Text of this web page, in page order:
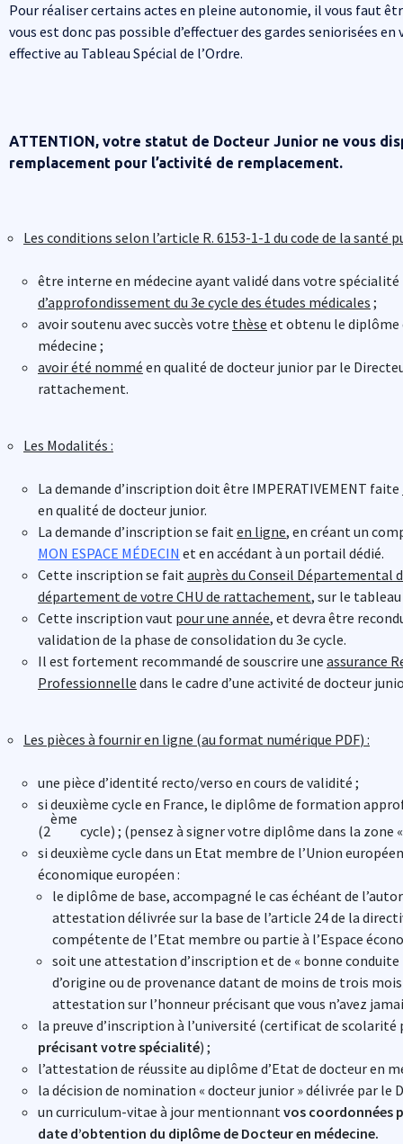
Pour réaliser certains actes en pleine autonomie, il vous faut
vous est donc pas possible d’effectuer des gardes seniorisées
effective au Tableau Spécial de l’Ordre.
ATTENTION, votre statut de Docteur Junior ne vous
remplacement pour l’activité de remplacement.
Les conditions selon l’article R. 6153-1-1 du code de la santé
être interne en médecine ayant validé dans votre
d’approfondissement du 3e cycle des études médicales ;
avoir soutenu avec succès votre thèse et obtenu le diplôme
médecine ;
avoir été nommé en qualité de docteur junior par le
rattachement.
Les Modalités :
La demande d’inscription doit être IMPERATIVEMENT faite
en qualité de docteur junior.
La demande d’inscription se faiten ligne, en créant un
MON ESPACE MÉDECIN et en accédant à un portail dédié.
Cette inscription se faitauprès du Conseil Départemental
département de votre CHU de rattachement, sur le
Cette inscription vaut pour une année, et devra être
validation de la phase de consolidation du 3e cycle.
Il est fortement recommandé de souscrire une assurance
Professionnelle dans le cadre d’une activité de docteur
Les pièces à fournir en ligne (au format numérique PDF) :
une pièce d’identité recto/verso en cours de validité ;
si deuxième cycle en France, le diplôme de formation
(2
ème
cycle) ; (pensez à signer votre diplôme dans la zone
si deuxième cycle dans un Etat membre de l’Union
le diplôme de base, accompagné le cas échéant de
attestation délivrée sur la base de l’article 24 de la
compétente de l’Etat membre ou partie à l’Espace
soit une attestation d’inscription et de « bonne conduite
d’origine ou de provenance datant de moins de trois
attestation sur l’honneur précisant que vous n’avez
la preuve d’inscription à l’université (certificat de scolarité
précisant votre spécialité) ;
l’attestation de réussite au diplôme d’Etat de docteur en
la décision de nomination « docteur junior » délivrée par le
un curriculum-vitae à jour mentionnantvos coordonnées
date d’obtention du diplôme de Docteur en médecine.